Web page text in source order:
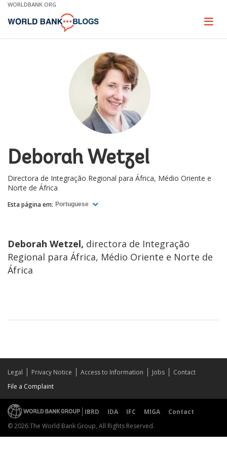
Skip
Main
WORLDBANK.ORG
Page
Deborah Wetzel
Directora de Integração Regional para África, Médio Oriente e
Norte de África
Esta página em: Portuguese
Deborah Wetzel, directora de Integração
Regional para África, Médio Oriente e Norte de
África
Legal Privacy Notice Access to Information Jobs
Contact
File a Complaint
IBRD IDA IFC MIGA
Contact
© 2026 The World Bank Group, All Rights Reserved.